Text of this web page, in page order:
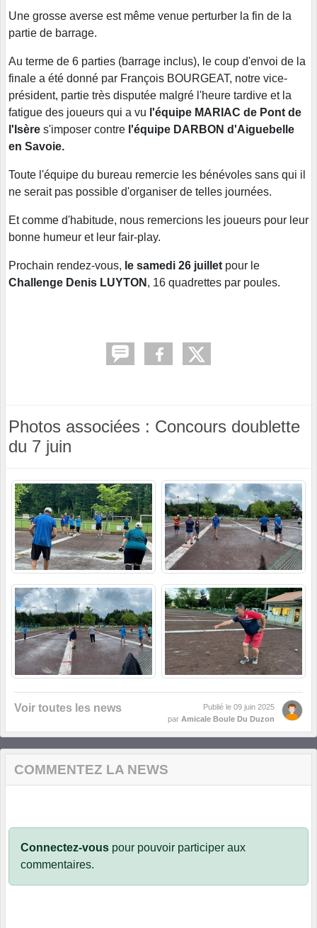
Une grosse averse est même venue perturber la fin de la
partie de barrage.
Au terme de 6 parties (barrage inclus), le coup d'envoi de la
finale a été donné par François BOURGEAT, notre vice-
président, partie très disputée malgré l'heure tardive et la
fatigue des joueurs qui a vu l'équipe MARIAC de Pont de
l'Isère s'imposer contre l'équipe DARBON d'Aiguebelle
en Savoie.
Toute l'équipe du bureau remercie les bénévoles sans qui il
ne serait pas possible d'organiser de telles journées.
Et comme d'habitude, nous remercions les joueurs pour leur
bonne humeur et leur fair-play.
Prochain rendez-vous, le samedi 26 juillet pour le
Challenge Denis LUYTON , 16 quadrettes par poules.
Photos associées : Concours doublette
du 7 juin
Voir toutes les news Publié le 09 juin 2025
par Amicale Boule Du Duzon
COMMENTEZ LA NEWS
Connectez-vous pour pouvoir participer aux
commentaires.